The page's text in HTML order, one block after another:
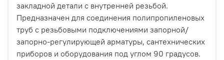
закладной детали с внутренней резьбой.
Предназначен для соединения полипропиленовых
труб с резьбовыми подключениями запорной/
запорно-регулирующей арматуры, сантехнических
приборов и оборудования под углом 90 градусов.